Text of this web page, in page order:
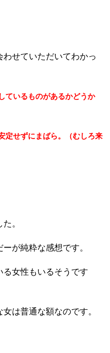
せていただいてわかっ
ているものがあるかどうか
定せずにまばら。（むしろ来
。
が純粋な感想です。
女性もいるそうです
は普通な額なのです。